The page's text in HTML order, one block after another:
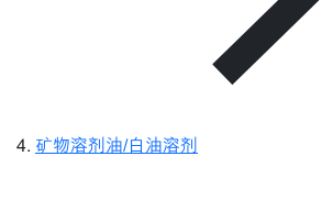
矿物溶剂油/白油溶剂